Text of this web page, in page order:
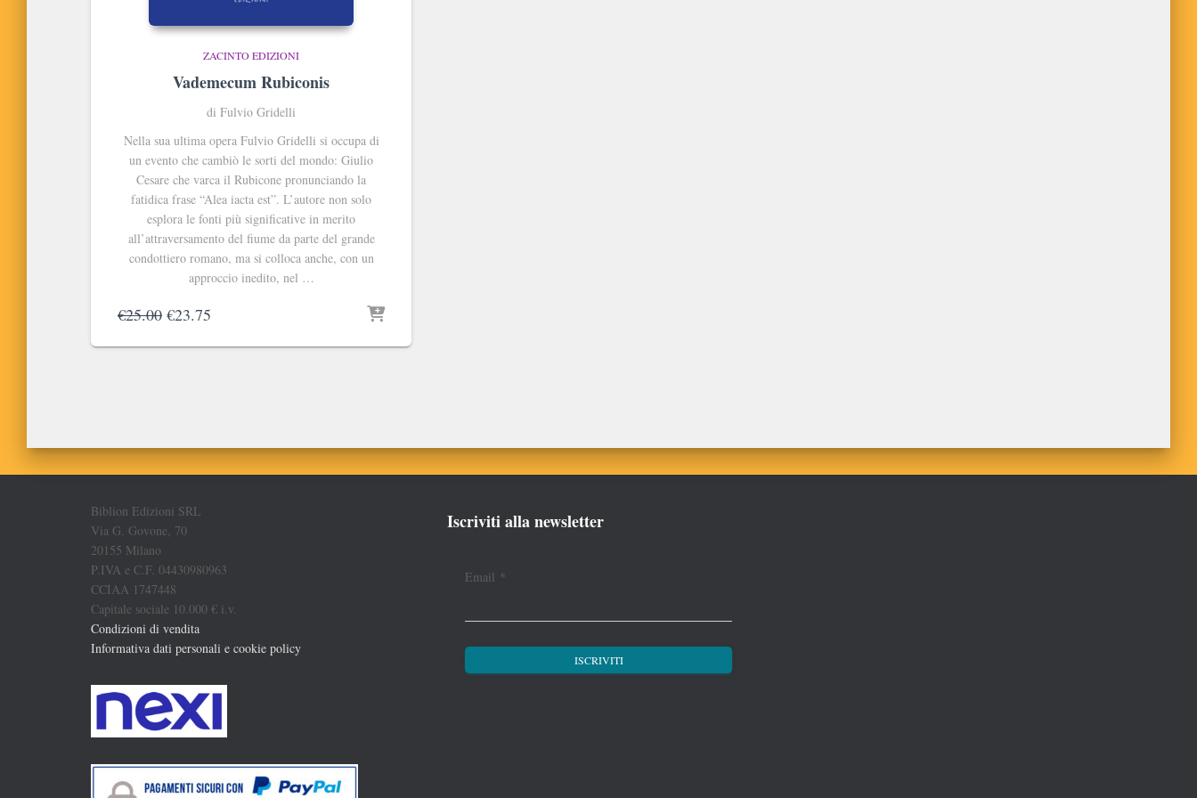
ZACINTO EDIZIONI
Vademecum Rubiconis
di Fulvio Gridelli
Nella sua ultima opera Fulvio Gridelli si occupa di
un evento che cambiò le sorti del mondo: Giulio
Cesare che varca il Rubicone pronunciando la
fatidica frase “Alea iacta est”. L’autore non solo
esplora le fonti più significative in merito
all’attraversamento del fiume da parte del grande
condottiero romano, ma si colloca anche, con un
approccio inedito, nel …
€25.00 Il
originale
€23.75
attuale
Biblion Edizioni SRL
Via G. Govone, 70
20155 Milano
P.IVA e C.F. 04430980963
CCIAA 1747448
Capitale sociale 10.000 € i.v.
Condizioni di vendita
Informativa dati personali e cookie policy
Iscriviti alla newsletter
Email *